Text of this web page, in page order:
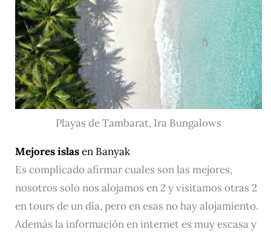
Playas de Tambarat, Ira Bungalows
Mejores islasen Banyak
Es complicado afirmar cuales son las mejores,
nosotros solo nos alojamos en 2 y visitamos otras 2
en tours de un día, pero en esas no hay alojamiento.
Además la información en internet es muy escasa y